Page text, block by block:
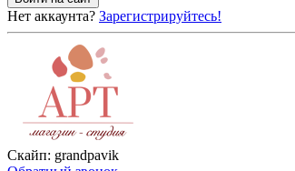
Нет аккаунта? Зарегистрируйтесь!
Скайп: grandpavik